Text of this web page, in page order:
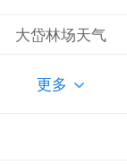
大岱林场天气
更多